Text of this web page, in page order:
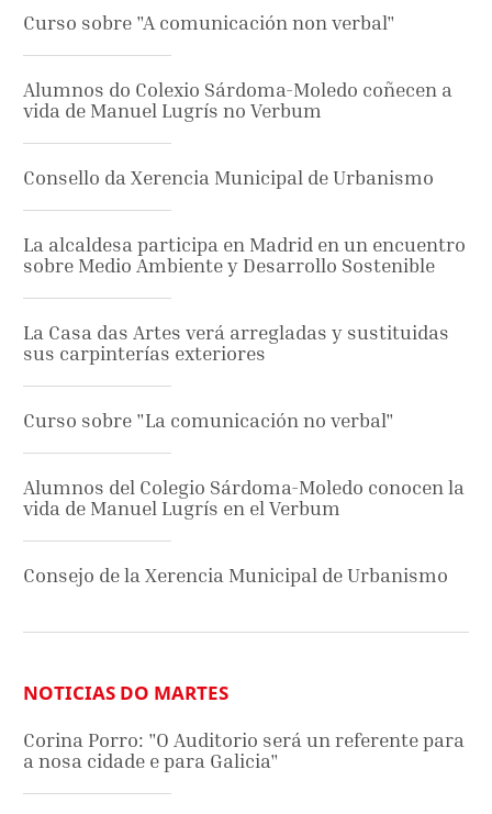
Curso sobre "A comunicación non verbal"
Alumnos do Colexio Sárdoma-Moledo coñecen a
vida de Manuel Lugrís no Verbum
Consello da Xerencia Municipal de Urbanismo
La alcaldesa participa en Madrid en un encuentro
sobre Medio Ambiente y Desarrollo Sostenible
La Casa das Artes verá arregladas y sustituidas
sus carpinterías exteriores
Curso sobre "La comunicación no verbal"
Alumnos del Colegio Sárdoma-Moledo conocen la
vida de Manuel Lugrís en el Verbum
Consejo de la Xerencia Municipal de Urbanismo
NOTICIAS DO MARTES
Corina Porro: "O Auditorio será un referente para
a nosa cidade e para Galicia"